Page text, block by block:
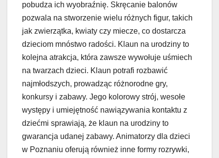
pobudza ich wyobraźnię. Skręcanie balonów
pozwala na stworzenie wielu różnych figur, takich
jak zwierzątka, kwiaty czy miecze, co dostarcza
dzieciom mnóstwo radości. Klaun na urodziny to
kolejna atrakcja, która zawsze wywołuje uśmiech
na twarzach dzieci. Klaun potrafi rozbawić
najmłodszych, prowadząc różnorodne gry,
konkursy i zabawy. Jego kolorowy strój, wesołe
występy i umiejętność nawiązywania kontaktu z
dziećmi sprawiają, że klaun na urodziny to
gwarancja udanej zabawy. Animatorzy dla dzieci
w Poznaniu oferują również inne formy rozrywki,